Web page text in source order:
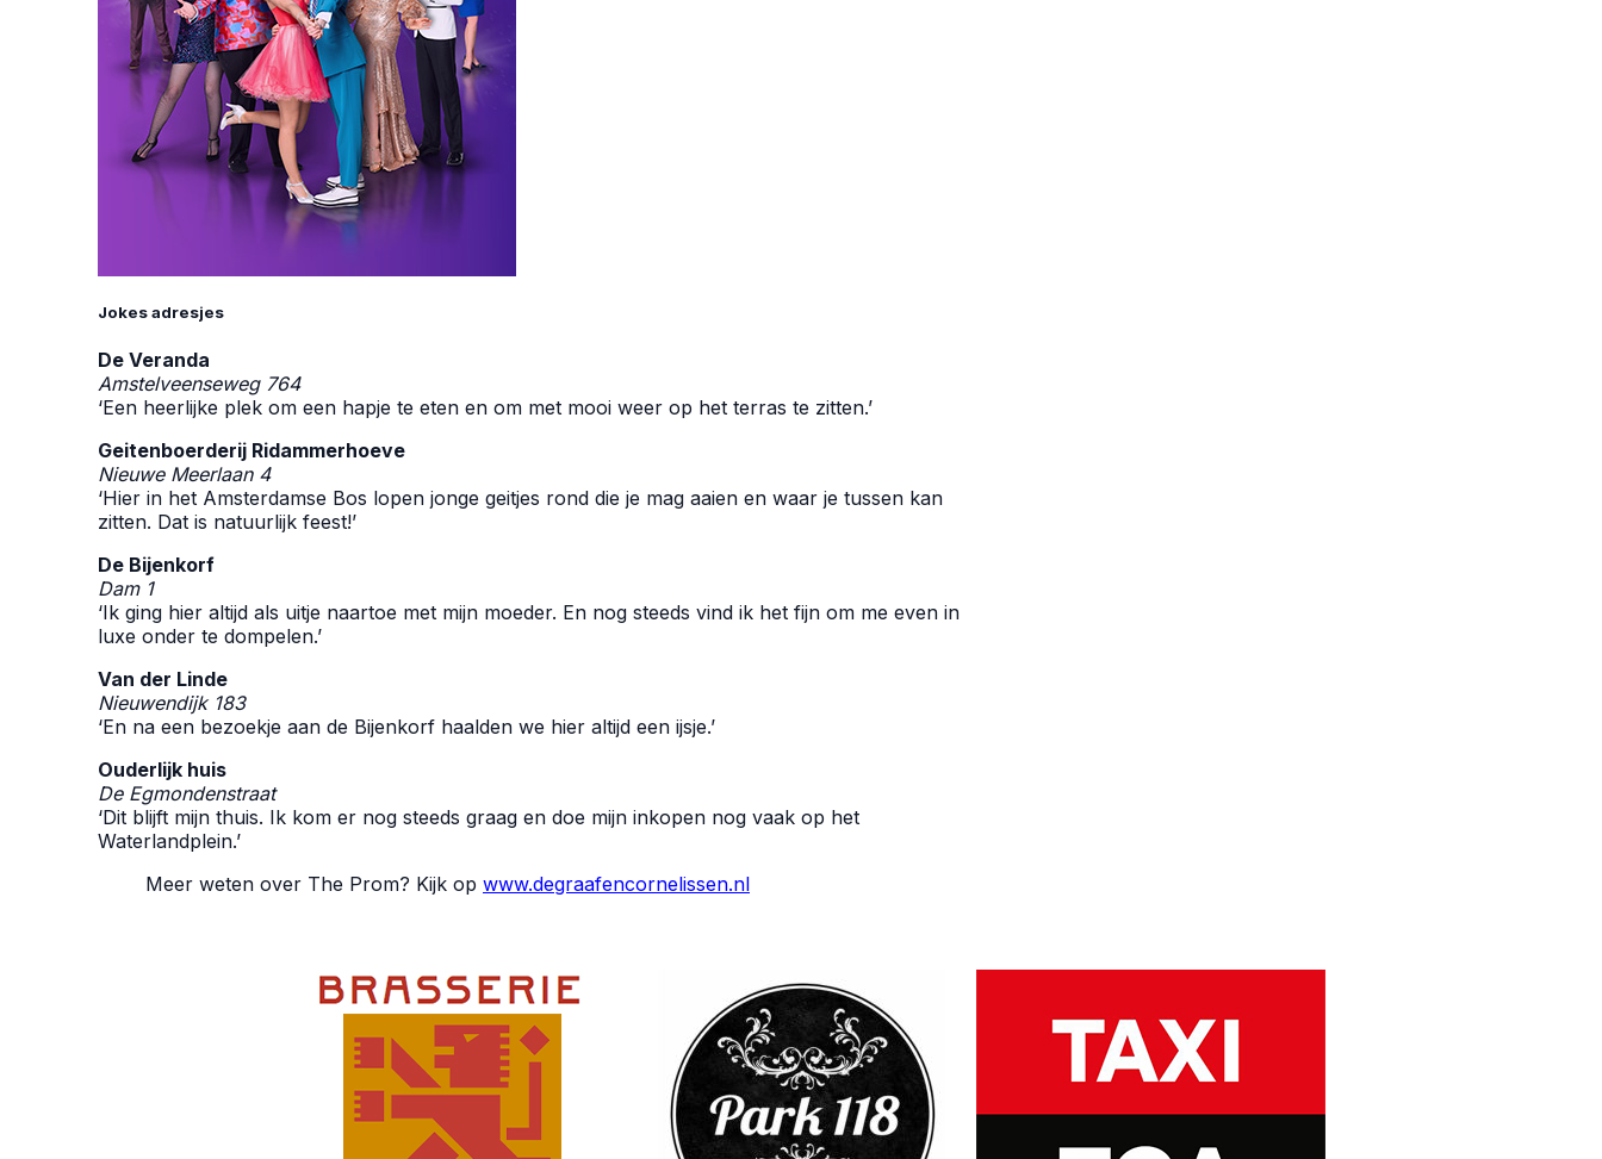
Jokes adresjes
De Veranda
Amstelveenseweg 764
‘Een heerlijke plek om een hapje te eten en om met mooi weer op het terras te zitten.’
Geitenboerderij Ridammerhoeve
Nieuwe Meerlaan 4
‘Hier in het Amsterdamse Bos lopen jonge geitjes rond die je mag aaien en waar je tussen kan
zitten. Dat is natuurlijk feest!’
De Bijenkorf
Dam 1
‘Ik ging hier altijd als uitje naartoe met mijn moeder. En nog steeds vind ik het fijn om me even in
luxe onder te dompelen.’
Van der Linde
Nieuwendijk 183
‘En na een bezoekje aan de Bijenkorf haalden we hier altijd een ijsje.’
Ouderlijk huis
De Egmondenstraat
‘Dit blijft mijn thuis. Ik kom er nog steeds graag en doe mijn inkopen nog vaak op het
Waterlandplein.’
Meer weten over The Prom? Kijk op www.degraafencornelissen.nl